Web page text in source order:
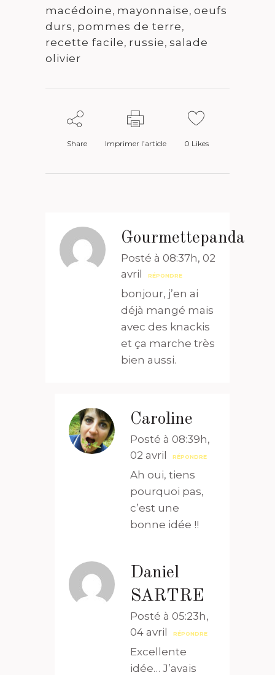
macédoine, mayonnaise, oeufs
durs, pommes de terre,
recette facile, russie, salade
olivier
Share Imprimer l’article 0 Likes
Gourmettepanda
Posté à 08:37h, 02
avril
RÉPONDRE
bonjour, j’en ai
déjà mangé mais
avec des knackis
et ça marche très
bien aussi.
Caroline
Posté à 08:39h,
02 avril
RÉPONDRE
Ah oui, tiens
pourquoi pas,
c’est une
bonne idée !!
Daniel
SARTRE
Posté à 05:23h,
04 avril
RÉPONDRE
Excellente
idée… J’avais